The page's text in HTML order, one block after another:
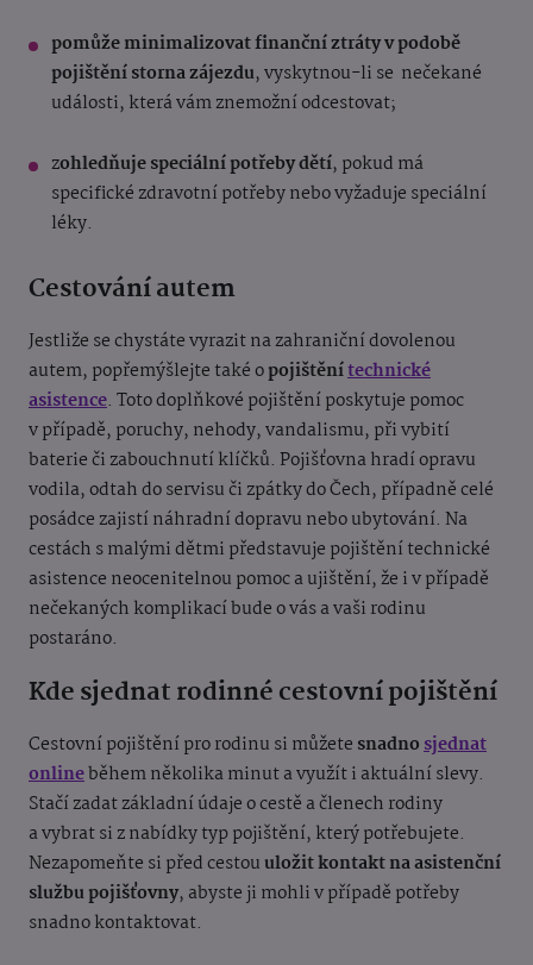
pomůže minimalizovat finanční ztráty v podobě
pojištění storna zájezdu, vyskytnou-li se nečekané
události, která vám znemožní odcestovat;
zohledňuje speciální potřeby dětí, pokud má
specifické zdravotní potřeby nebo vyžaduje speciální
léky.
Cestování autem
Jestliže se chystáte vyrazit na zahraniční dovolenou
autem, popřemýšlejte také opojištěnítechnické
asistence. Toto doplňkové pojištění poskytuje pomoc
v případě, poruchy, nehody, vandalismu, při vybití
baterie či zabouchnutí klíčků. Pojišťovna hradí opravu
vodila, odtah do servisu či zpátky do Čech, případně celé
posádce zajistí náhradní dopravu nebo ubytování. Na
cestách s malými dětmi představuje pojištění technické
asistence neocenitelnou pomoc a ujištění, že i v případě
nečekaných komplikací bude o vás a vaši rodinu
postaráno.
Kde sjednat rodinné cestovní pojištění
Cestovní pojištění pro rodinu si můžete snadnosjednat
onlineběhem několika minut a využít i aktuální slevy.
Stačí zadat základní údaje o cestě a členech rodiny
a vybrat si z nabídky typ pojištění, který potřebujete.
Nezapomeňte si před cestou uložit kontakt na asistenční
službu pojišťovny, abyste ji mohli v případě potřeby
snadno kontaktovat.